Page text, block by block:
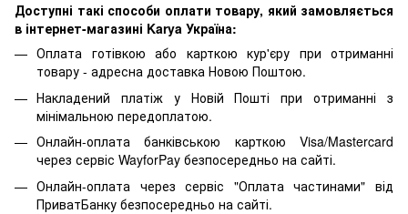
Доступні такі способи оплати товару, який замовляється
в інтернет-магазині Karya Україна:
Оплата готівкою або карткою кур'єру при отриманні
товару - адресна доставка Новою Поштою.
Накладений платіж у Новій Пошті при отриманні з
мінімальною передоплатою.
Онлайн-оплата банківською карткою Visa/Mastercard
через сервіс WayforPay безпосередньо на сайті.
Онлайн-оплата через сервіс "Оплата частинами" від
ПриватБанку безпосередньо на сайті.